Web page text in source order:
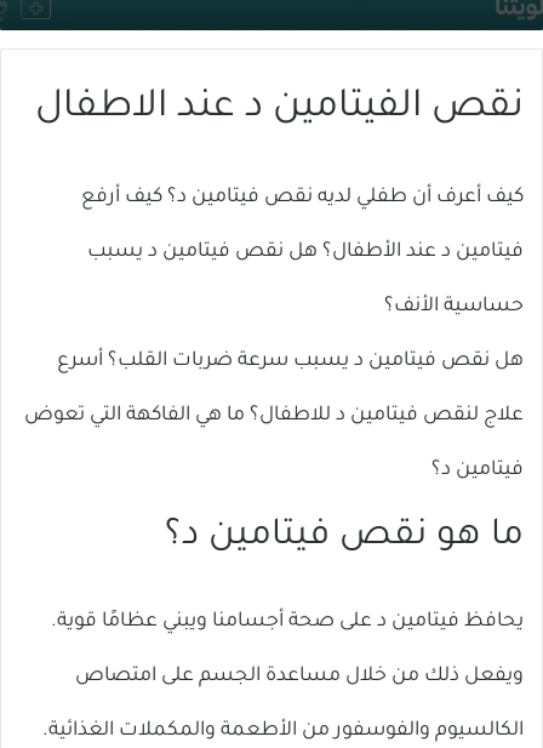
نقص الفيتامين د عند الاطفال
كيف أعرف أن طفلي لديه نقص فيتامين د؟ كيف أرفع
فيتامين د عند الأطفال؟ هل نقص فيتامين د يسبب
حساسية الأنف؟
هل نقص فيتامين د يسبب سرعة ضربات القلب؟ أسرع
علاج لنقص فيتامين د للاطفال؟ ما هي الفاكهة التي تعوض
فيتامين د؟
ما هو نقص فيتامين د؟
يحافظ فيتامين د على صحة أجسامنا ويبني عظامًا قوية.
ويفعل ذلك من خلال مساعدة الجسم على امتصاص
الكالسيوم والفوسفور من الأطعمة والمكملات الغذائية.